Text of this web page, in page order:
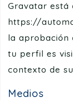
Gravatar está
https://
la aprobación
tu perfil es
contexto de
Medios